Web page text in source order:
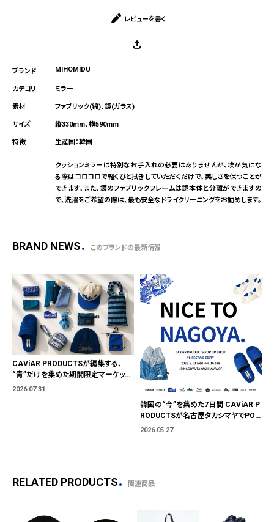
レビューを書く
MIHOMIDU
ミラー
ファブリック(綿)、鏡(ガラス)
縦330mm、横590mm
生産国：韓国
クッションミラーは特別なお手入れの必要はありませんが、埃が気にな
る際はコロコロで軽くひと拭きしていただくだけで、美しさを保つことが
できます。また、鏡のファブリックフレームは鏡本体と分離ができますの
で、洗濯をご希望の際は、最も安全なドライクリーニングをお勧めします。
BRAND NEWS このブランドの最新情報
CAViAR PRODUCTSが編集する、
“青”だけを集めた期間限定マーケット
「BLUE MARKET」が横浜に。ブランド
2026.07.31
韓国の“今”を集めた7日間 CAViAR P
RODUCTSが名古屋タカシマヤでPOP
UP開催
2026.05.27
RELATED PRODUCTS 関連商品